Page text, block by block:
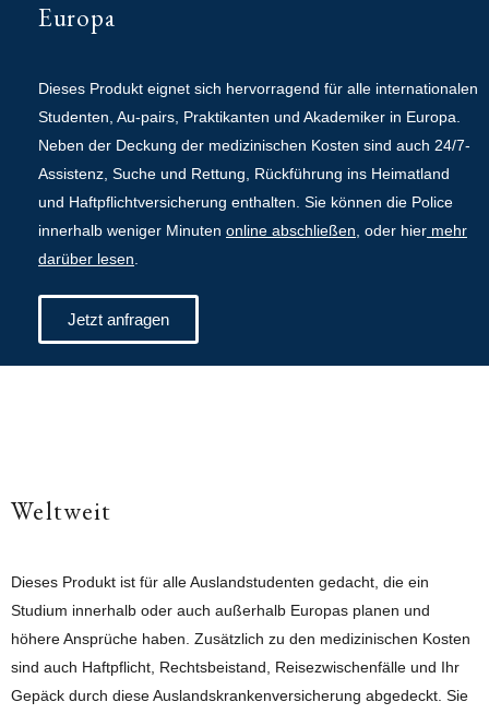
Europa
Dieses Produkt eignet sich hervorragend für alle internationalen
Studenten, Au-pairs, Praktikanten und Akademiker in Europa.
Neben der Deckung der medizinischen Kosten sind auch 24/7-
Assistenz, Suche und Rettung, Rückführung ins Heimatland
und Haftpflichtversicherung enthalten. Sie können die Police
innerhalb weniger Minuten online abschließen , oder hier mehr
darüber lesen
Jetzt anfragen
Weltweit
Dieses Produkt ist für alle Auslandstudenten gedacht, die ein
Studium innerhalb oder auch außerhalb Europas planen und
höhere Ansprüche haben. Zusätzlich zu den medizinischen Kosten
sind auch Haftpflicht, Rechtsbeistand, Reisezwischenfälle und Ihr
Gepäck durch diese Auslandskrankenversicherung abgedeckt. Sie